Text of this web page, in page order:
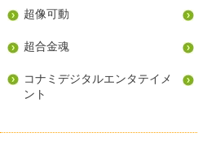
超像可動
超合金魂
コナミデジタルエンタテイメ
ント